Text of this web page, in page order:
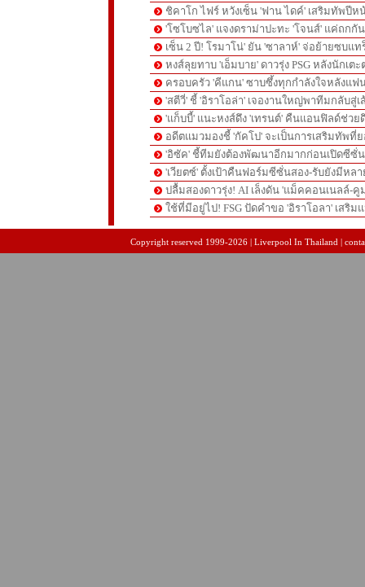
ชิคาโก ไฟร์ หวังเซ็น 'ฟาน ไดค์' เสริมทัพปีห
'โซโบซไล' แจงดราม่าปะทะ 'โจนส์' แค่ถกกั
เซ็น 2 ปี! โรมาโน่' ยัน 'ซาลาห์' จ่อย้ายซบแ
หงส์ลุยทาบ 'เอ็มบาย' ดาวรุ่ง PSG หลังนักเต
ครอบครัว 'คีแกน' ซาบซึ้งทุกกำลังใจหลังแฟ
'สตีวี่' ชี้ 'อิราโอล่า' เจองานใหญ่พาทีมกลับสู่
'แก็บบี้' แนะหงส์ดึง 'เทรนต์' คืนแอนฟิลด์ช่วย
อดีตแมวมองชี้ 'กัคโป' จะเป็นการเสริมทัพที่
'อิซัค' ชี้ทีมยังต้องพัฒนาอีกมากก่อนเปิดซีซั่
'เวียตซ์' ตั้งเป้าคืนฟอร์มซีซั่นสอง-รับยังมีหล
ปลื้มสองดาวรุ่ง! AI เล็งดัน 'แม็คคอนเนลล์-
ใช้ที่มีอยู่ไป! FSG ปัดคำขอ 'อิราโอลา' เสริม
Copyright reserved 1999-2026 | Liverpool In Thailand |